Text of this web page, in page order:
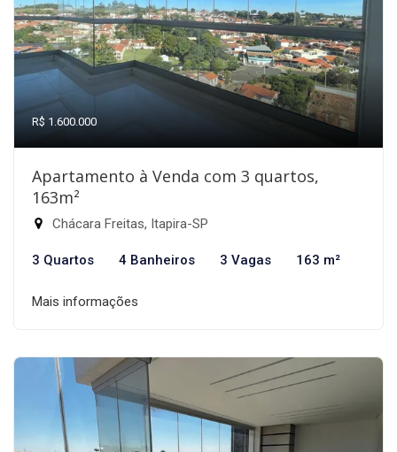
R$ 1.600.000
Apartamento à Venda com 3 quartos,
163m²
Chácara Freitas, Itapira-SP
3 Quartos 4 Banheiros 3 Vagas 163 m²
Mais informações